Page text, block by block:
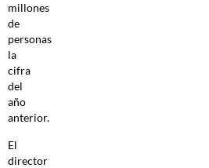
millones
de
personas
la
cifra
del
año
anterior.
El
director